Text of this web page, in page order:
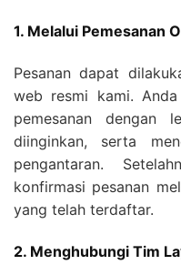
1. Melalui Pemesanan
Pesanan dapat
web resmi kami.
pemesanan dengan
diinginkan, serta
pengantaran.
konfirmasi pesanan
yang telah terdaftar.
2. Menghubungi Tim